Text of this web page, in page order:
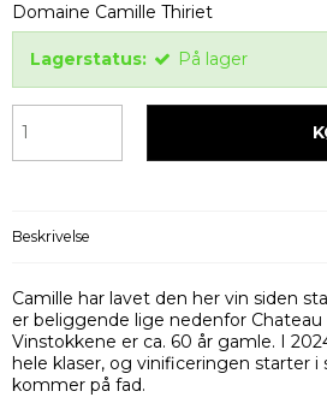
Domaine Camille Thiriet
Lagerstatus: På lager
Beskrivelse
Camille har lavet den her vin siden
er beliggende lige nedenfor Chateau
Vinstokkene er ca. 60 år gamle. I
hele klaser, og vinificeringen starter i
kommer på fad.